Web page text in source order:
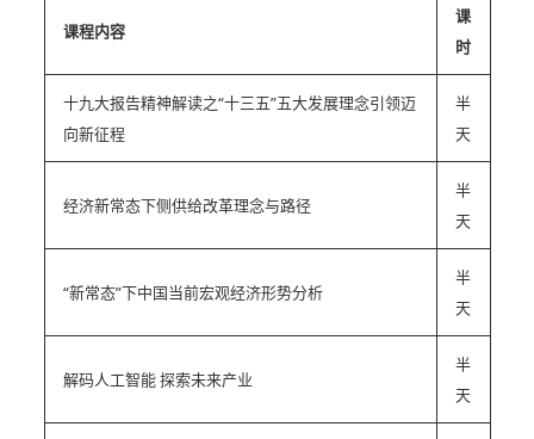
课程内容
课
时
十九大报告精神解读之“十三五”五大发展理念引领迈
向新征程
半
天
经济新常态下侧供给改革理念与路径
半
天
“新常态”下中国当前宏观经济形势分析
半
天
解码人工智能 探索未来产业
半
天